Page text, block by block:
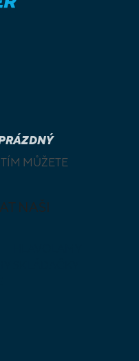
TÍM MŮŽETE
NAŠI